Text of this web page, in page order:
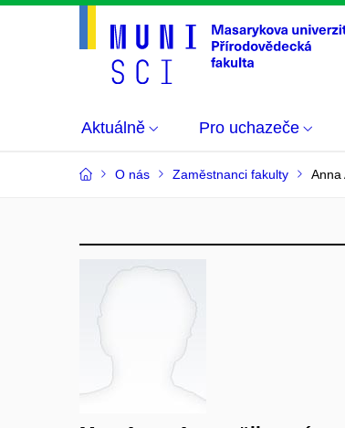
Aktuálně Pro uchazeče
O nás Zaměstnanci fakulty Anna